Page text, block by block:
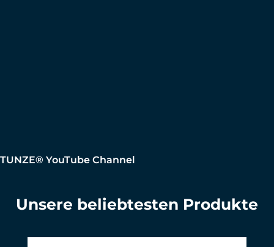
TUNZE® YouTube Channel
Unsere beliebtesten Produkte